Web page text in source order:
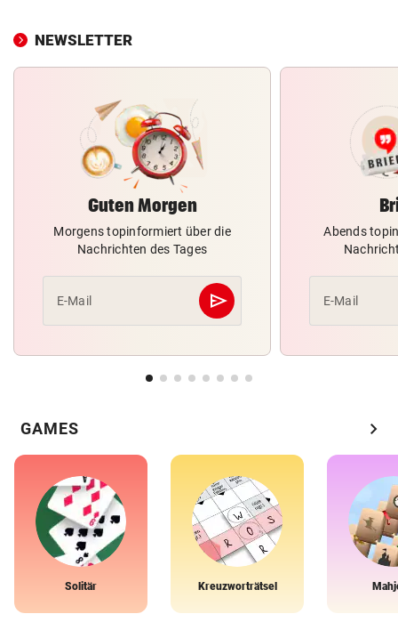
NEWSLETTER
Guten Morgen
Morgens topinformiert über die
Nachrichten des Tages
E-Mail send
Abschicken
Abends
E-Mail
GAMES chevron_right
Solitär Kreuzworträtsel